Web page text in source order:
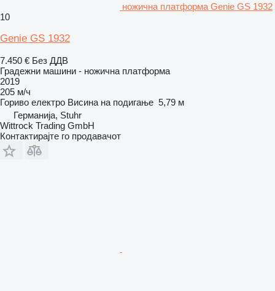
ножична платформа Genie GS 1932
10
Genie GS 1932
7.450 € Без ДДВ
Градежни машини - ножична платформа
2019
205 м/ч
Гориво електро Висина на подигање 5,79 м
Германија, Stuhr
Wittrock Trading GmbH
Контактирајте го продавачот